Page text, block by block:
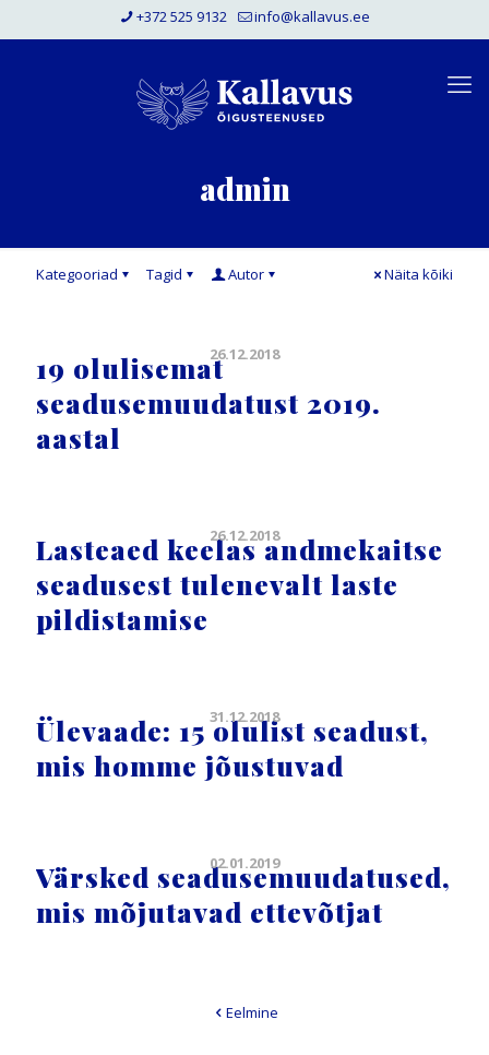
+372 525 9132 info@kallavus.ee
admin
Kategooriad Tagid Autor Näita kõiki
26.12.2018
19 olulisemat
seadusemuudatust 2019.
aastal
26.12.2018
Lasteaed keelas andmekaitse
seadusest tulenevalt laste
pildistamise
31.12.2018
Ülevaade: 15 olulist seadust,
mis homme jõustuvad
02.01.2019
Värsked seadusemuudatused,
mis mõjutavad ettevõtjat
Eelmine